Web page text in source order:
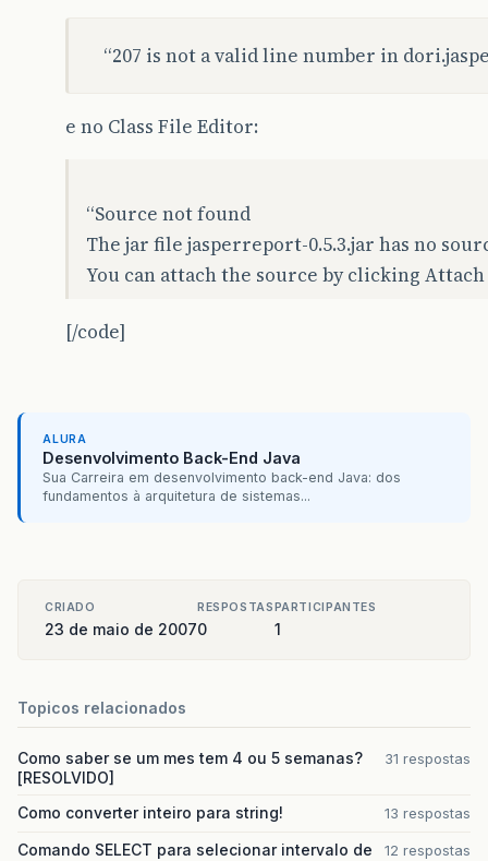
java EventDispatchThread
at java .awt .EventDispatchThread
“207 is not a valid line number in
e no Class File Editor:
“Source not found
The jar file jasperreport-0.5.3.jar has no
You can attach the source by clicking Attach
[/code]
ALURA
Desenvolvimento Back-End Java
Sua Carreira em desenvolvimento back-end Java: dos
fundamentos à arquitetura de sistemas...
CRIADO
23 de maio de 2007
RESPOSTAS
0
PARTICIPANTES
1
Topicos relacionados
Como saber se um mes tem 4 ou 5 semanas?
[RESOLVIDO]
31 respostas
Como converter inteiro para string! 13 respostas
Comando SELECT para selecionar intervalo de
12 respostas